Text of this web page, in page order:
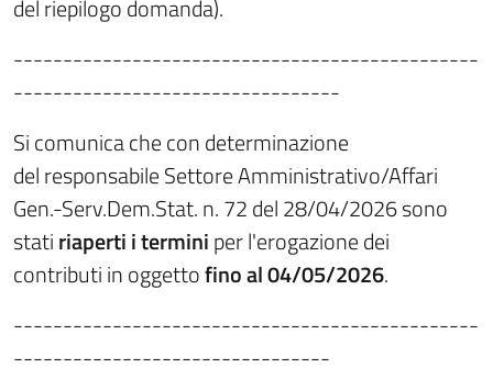
del riepilogo domanda).
-----------------------------------------------
---------------------------------
Si comunica che con determinazione
del responsabile Settore Amministrativo/Affari
Gen.-Serv.Dem.Stat. n. 72 del 28/04/2026 sono
statiriaperti i terminiper l'erogazione dei
contributi in oggettofino al 04/05/2026.
-----------------------------------------------
--------------------------------